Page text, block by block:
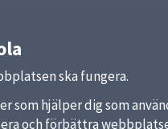
ska fungera.
som hjälper dig som
och förbättra